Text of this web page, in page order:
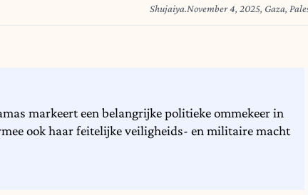
Shujaiya.November 4, 2025, Gaza,
Shujaiya to retrieve the bodies believed
supervision of the International
team and members of Hamas, in
markeert een belangrijke politieke ommekeer in
ook haar feitelijke veiligheids- en militaire macht